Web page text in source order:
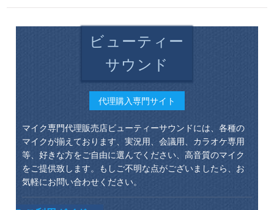
ビューティー
サウンド
代理購入専門サイト
マイク専門代理販売店ビューティーサウンドには、各種の
マイクが揃えております、実況用、会議用、カラオケ専用
等、好きな方をご自由に選んでください、高音質のマイク
をご提供致します。もしご不明な点がございましたら、お
気軽にお問い合わせください。